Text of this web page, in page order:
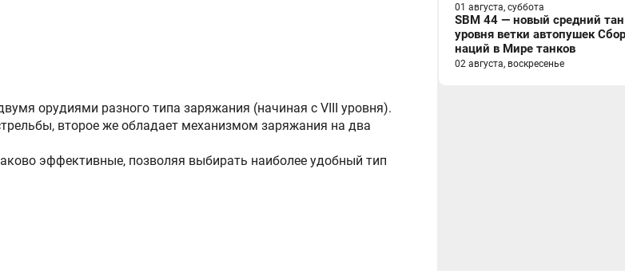
орудиями разного типа заряжания (начиная с VIII уровня).
второе же обладает механизмом заряжания на два
эффективные, позволяя выбирать наиболее удобный тип
01 августа, суббота
SBM 44 — новый средний
уровня ветки автопушек
наций в Мире танков
02 августа, воскресенье